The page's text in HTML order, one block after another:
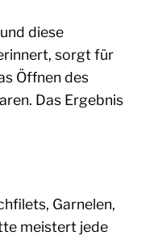
diese
sorgt für
Öffnen des
Das Ergebnis
Garnelen,
meistert jede